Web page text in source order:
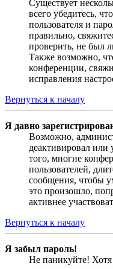
Существует
всего убедитесь,
пользователя и
правильно,
проверить, не был
Также возможно,
конференции,
исправления
Вернуться к началу
Я давно
Возможно,
деактивировал
того, многие
пользователей,
сообщения, чтобы
это произошло,
активнее
Вернуться к началу
Я забыл пароль!
Не паникуйте! Хотя